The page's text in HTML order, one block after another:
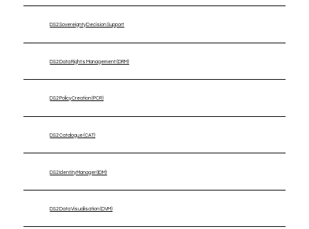
DS2 Sovereignty Decision Support
DS2 Data Rights Management (DRM)
DS2 Policy Creation (PCR)
DS2 Catalogue (CAT)
DS2 Identity Manager (IDM)
DS2 Data Visualisation (DVM)